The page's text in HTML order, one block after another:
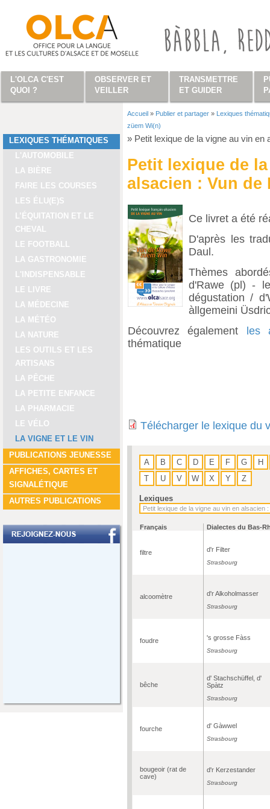
LEXIQUES THÉMATIQUES
L'AUTOMOBILE
LA BIÈRE
FAIRE LES COURSES
LES ÉLU(E)S
L’ÉQUITATION ET LE
CHEVAL
LE FOOTBALL
LA GASTRONOMIE
L'INDISPENSABLE
LE LIVRE
LA MÉDECINE
LA MÉTÉO
LA NATURE
LES OUTILS ET LES
ARTISANS
LA PÊCHE
LA PETITE ENFANCE
LA PHARMACIE
LE VÉLO
LA VIGNE ET LE VIN
PUBLICATIONS JEUNESSE
AFFICHES, CARTES ET
SIGNALÉTIQUE
AUTRES PUBLICATIONS
Vous êtes ici
Accueil » Publier et partager » Lexiques
züem Wi(n)
» Petit lexique de la vigne au vin
Petit lexique de
alsacien : Vun de
Ce livret a été
D'après les
Daul.
Thèmes
d'Rawe (pl) -
dégustation /
àllgemeini
Découvrez également les
thématique
Télécharger le lexique du
A B C D E F G
H
T
U V W X Y Z
Lexiques
Français Dialectes du Bas-
filtre d'r Filter
Strasbourg
alcoomètre d'r Alkoholmasser
Strasbourg
foudre 's grosse Fàss
Strasbourg
bêche
d' Stachschüffel, d'
Spàtz
Strasbourg
fourche d' Gàwwel
Strasbourg
bougeoir (rat de
cave)
d'r Kerzestander
Strasbourg
L'OLCA C'EST
QUOI ?
OBSERVER ET
VEILLER
TRANSMETTRE
ET GUIDER